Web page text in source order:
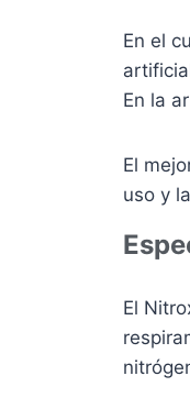
En el
En la
El
uso y
El